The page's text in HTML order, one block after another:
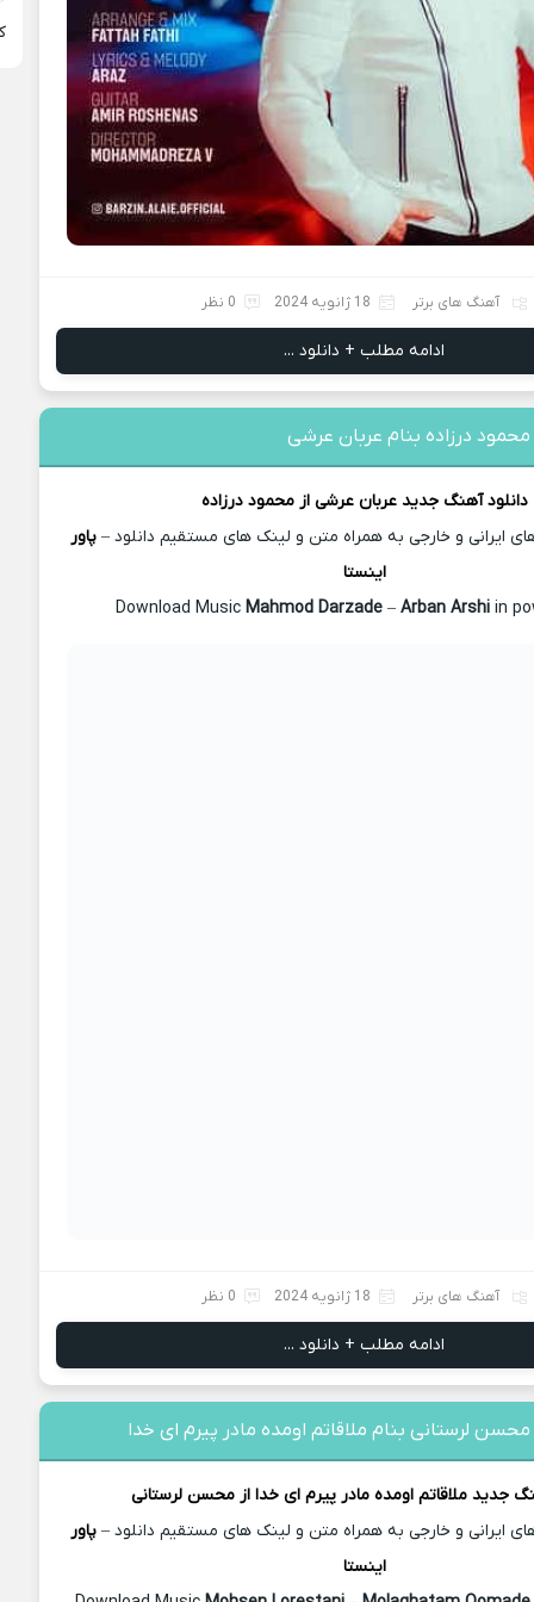
آهنگ های برتر 18 ژانویه 2024 0 نظر
ادامه مطلب + دانلود ...
محمود درزاده بنام عربان عرشی
دانلود آهنگ جدید عربان عرشی ازمحمود درزاده
ایرانی و خارجی به همراه متن و لینک های مستقیم دانلود –پاور
اینستا
Mahmod Darzade– Arban Arshi in
آهنگ های برتر 18 ژانویه 2024 0 نظر
ادامه مطلب + دانلود ...
لرستانی بنام ملاقاتم اومده مادر پیرم ای خدا
جدید ملاقاتم اومده مادر پیرم ای خدا ازمحسن لرستانی
ایرانی و خارجی به همراه متن و لینک های مستقیم دانلود –پاور
اینستا